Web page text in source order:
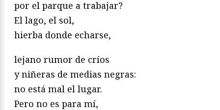
por el parque a trabajar?
El lago, el sol,
hierba donde echarse,
lejano rumor de críos
y niñeras de medias negras:
no está mal el lugar.
Pero no es para mí,